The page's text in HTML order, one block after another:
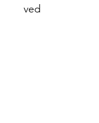
ved